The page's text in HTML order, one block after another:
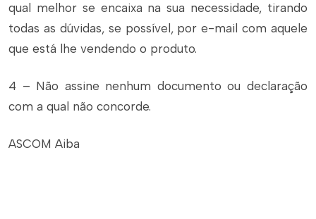
qual melhor se encaixa na sua necessidade, tirando
todas as dúvidas, se possível, por e-mail com aquele
que está lhe vendendo o produto.
4 – Não assine nenhum documento ou declaração
com a qual não concorde.
ASCOM Aiba